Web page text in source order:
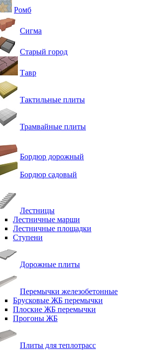
Ромб
Сигма
Старый город
Тавр
Тактильные плиты
Трамвайные плиты
Бордюр дорожный
Бордюр садовый
Лестницы
Лестничные марши
Лестничные площадки
Ступени
Дорожные плиты
Перемычки железобетонные
Брусковые ЖБ перемычки
Плоские ЖБ перемычки
Прогоны ЖБ
Плиты для теплотрасс